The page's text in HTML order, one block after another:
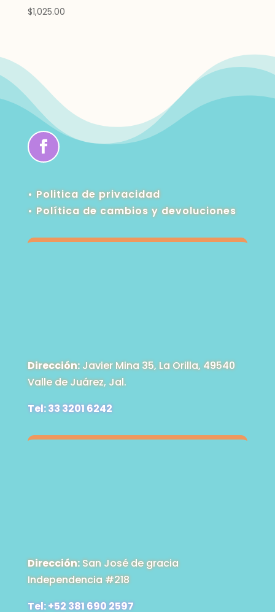
$1,025.00
• Politica de privacidad
•Política de cambios y devoluciones
Dirección:Javier Mina 35, La Orilla, 49540
Valle de Juárez, Jal.
Tel: 33 3201 6242
Dirección:San José de gracia
Independencia #218
Tel: +52 381 690 2597